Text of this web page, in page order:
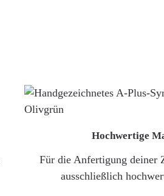
Hochwertige
Für die Anfertigung deiner
ausschließlich